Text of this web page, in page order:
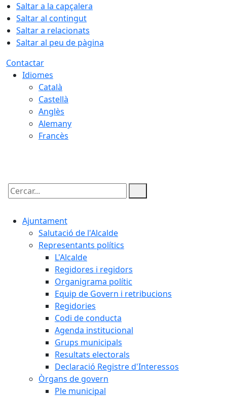
Saltar a la capçalera
Saltar al contingut
Saltar a relacionats
Saltar al peu de pàgina
Contactar
Idiomes
Català
Castellà
Anglès
Alemany
Francès
Cercar:
Ajuntament
Salutació de l'Alcalde
Representants polítics
L'Alcalde
Regidores i regidors
Organigrama polític
Equip de Govern i retribucions
Regidories
Codi de conducta
Agenda institucional
Grups municipals
Resultats electorals
Declaració Registre d'Interessos
Òrgans de govern
Ple municipal